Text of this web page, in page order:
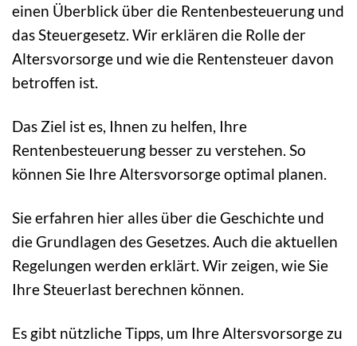
einen Überblick über die Rentenbesteuerung und
das Steuergesetz. Wir erklären die Rolle der
Altersvorsorge und wie die Rentensteuer davon
betroffen ist.
Das Ziel ist es, Ihnen zu helfen, Ihre
Rentenbesteuerung besser zu verstehen. So
können Sie Ihre Altersvorsorge optimal planen.
Sie erfahren hier alles über die Geschichte und
die Grundlagen des Gesetzes. Auch die aktuellen
Regelungen werden erklärt. Wir zeigen, wie Sie
Ihre Steuerlast berechnen können.
Es gibt nützliche Tipps, um Ihre Altersvorsorge zu